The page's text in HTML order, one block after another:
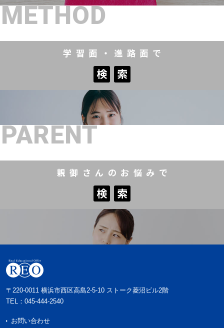
学習面・進路面で
検 索
検 索
METHOD
親御さんのお悩みで
検 索
検 索
PARENT
〒220-0011 横浜市西区高島2-5-10 ストーク菱沼ビル2階
TEL： 045-444-2540
お問い合わせ